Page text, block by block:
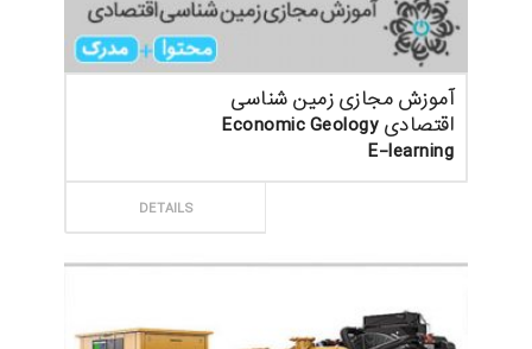
آموزش مجازی زمین شناسی
اقتصادی Economic Geology
E-learning
DETAILS